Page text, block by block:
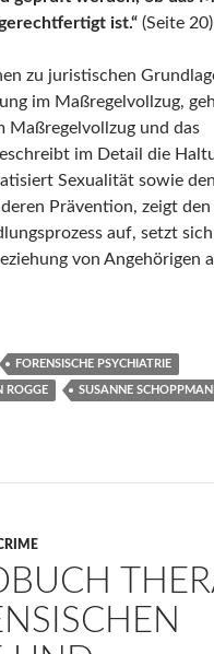
ist.“ (Seite 20)
zu juristischen
im Maßregelvollzug,
Maßregelvollzug und das
im Detail die
Sexualität sowie
Prävention, zeigt den
auf, setzt
von Angehörigen
begleiten von Andrea
FORENSISCHE PSYCHIATRIE
ROGGE SUSANNE